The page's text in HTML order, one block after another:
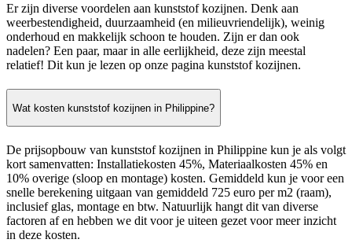
Er zijn diverse voordelen aan kunststof kozijnen. Denk aan
weerbestendigheid, duurzaamheid (en milieuvriendelijk), weinig
onderhoud en makkelijk schoon te houden. Zijn er dan ook
nadelen? Een paar, maar in alle eerlijkheid, deze zijn meestal
relatief! Dit kun je lezen op onze pagina kunststof kozijnen.
Wat kosten kunststof kozijnen in Philippine?
De prijsopbouw van kunststof kozijnen in Philippine kun je als volgt
kort samenvatten: Installatiekosten 45%, Materiaalkosten 45% en
10% overige (sloop en montage) kosten. Gemiddeld kun je voor een
snelle berekening uitgaan van gemiddeld 725 euro per m2 (raam),
inclusief glas, montage en btw. Natuurlijk hangt dit van diverse
factoren af en hebben we dit voor je uiteen gezet voor meer inzicht
in deze kosten.